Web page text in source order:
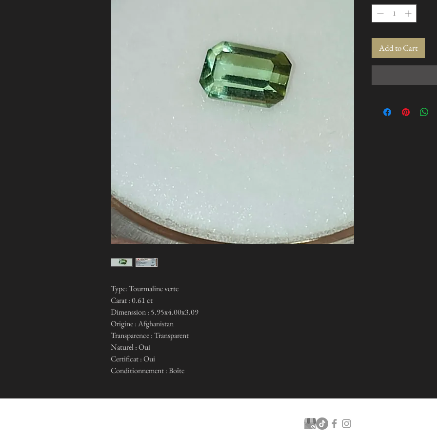
Type: Tourmaline verte
Carat : 0.61 ct
Dimenssion : 5.95x4.00x3.09
Origine : Afghanistan
Transparence : Transparent
Naturel : Oui
Certificat : Oui
Conditionnement : Boîte
Add to Cart